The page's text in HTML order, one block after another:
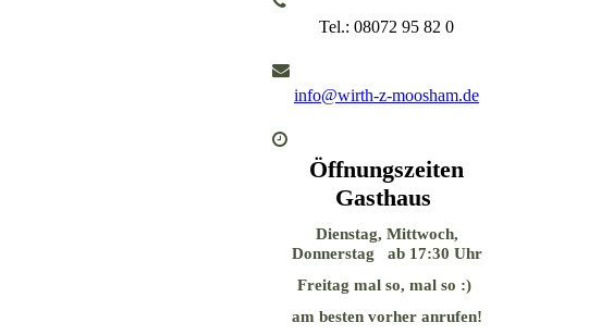
Tel.: 08072 95 82 0
info@wirth-z-moosham.de
Öffnungszeiten
Gasthaus
Dienstag, Mittwoch,
Donnerstag ab 17:30 Uhr
Freitag mal so, mal so :)
am besten vorher anrufen!